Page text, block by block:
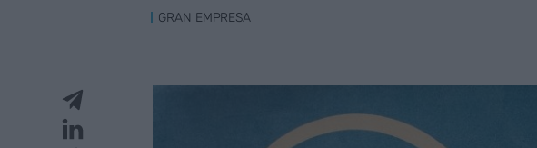
GRAN EMPRESA